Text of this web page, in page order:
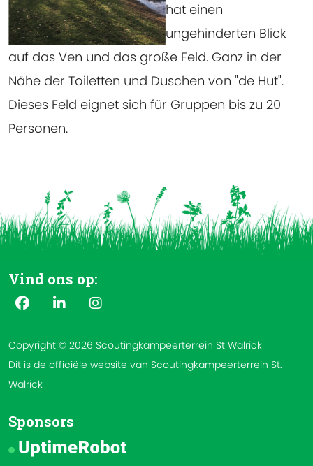
hat einen
ungehinderten Blick
auf das Ven und das große Feld. Ganz in der
Nähe der Toiletten und Duschen von "de Hut".
Dieses Feld eignet sich für Gruppen bis zu 20
Personen.
Vind ons op:
Copyright © 2026 Scoutingkampeerterrein St Walrick
Dit is de officiële website van Scoutingkampeerterrein St.
Walrick
Sponsors